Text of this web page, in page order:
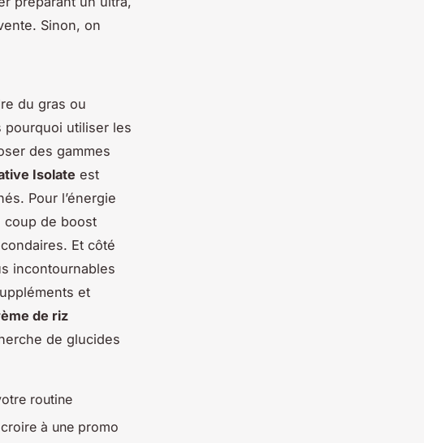
Sinon, on
du gras ou
pourquoi utiliser les
des gammes
Isolate est
Pour l’énergie
coup de boost
Et côté
incontournables
et
de riz
de glucides
routine
à une promo